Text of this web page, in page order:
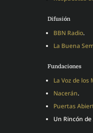
Difusión
BBN Radio.
La Buena
Fundaciones
La Voz de los
Nacerán.
Puertas
Un Rincón